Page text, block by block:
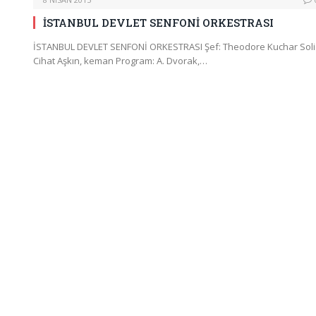
İSTANBUL DEVLET SENFONİ ORKESTRASI
İSTANBUL DEVLET SENFONİ ORKESTRASI Şef: Theodore Kuchar
Cihat Aşkın, keman Program: A. Dvorak,…